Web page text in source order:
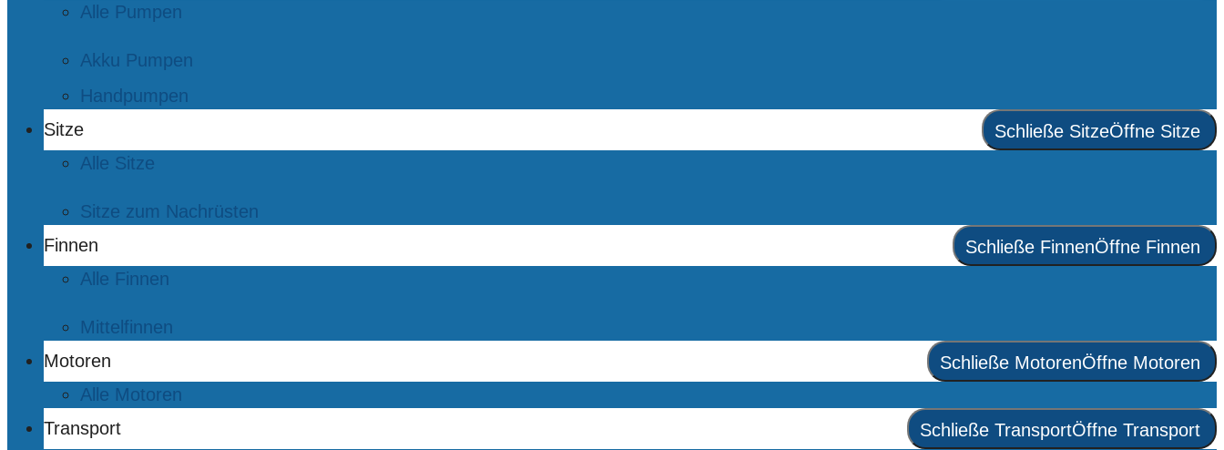
Alle Pumpen
Akku Pumpen
Handpumpen
Sitze
Schließe SitzeÖffne Sitze
Alle Sitze
Sitze zum Nachrüsten
Finnen
Schließe FinnenÖffne Finnen
Alle Finnen
Mittelfinnen
Motoren
Schließe MotorenÖffne Motoren
Alle Motoren
Transport
Schließe TransportÖffne Transport